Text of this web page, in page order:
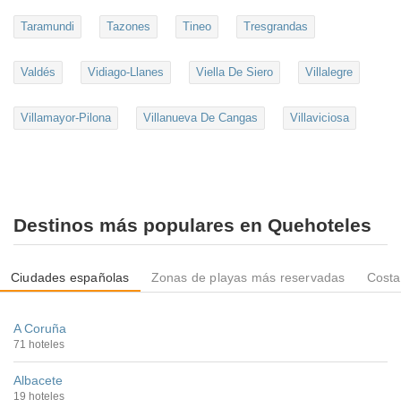
Taramundi Tazones Tineo Tresgrandas
Valdés Vidiago-Llanes Viella De Siero Villalegre
Villamayor-Pilona Villanueva De Cangas Villaviciosa
Destinos más populares en Quehoteles
Ciudades españolas Zonas de playas más reservadas
A Coruña
71 hoteles
Albacete
19 hoteles